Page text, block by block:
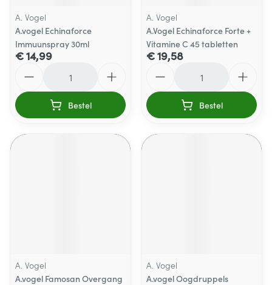
A. Vogel
A.vogel Echinaforce
Immuunspray 30ml
€ 14,99
Bestel
A. Vogel
A.Vogel Echinaforce Forte +
Vitamine C 45 tabletten
€ 19,58
Bestel
A. Vogel
A.vogel Famosan Overgang
A. Vogel
A.vogel Oogdruppels